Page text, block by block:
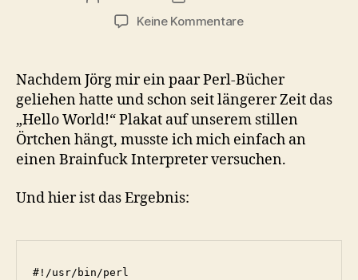
Keine Kommentarezu
einer
einfachen
Sprache
Nachdem Jörg mir ein paar Perl-Bücher
geliehen hatte und schon seit längerer Zeit das
„Hello World!“ Plakat auf unserem stillen
Örtchen hängt, musste ich mich einfach an
einen Brainfuck Interpreter versuchen.
Und hier ist das Ergebnis:
#!/usr/bin/perl